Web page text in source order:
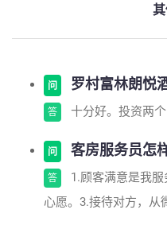
问 罗村富林朗悦
答 十分好。投资两
问 客房服务员怎
答
1.顾客满意是我
心愿。3.接待对方，从